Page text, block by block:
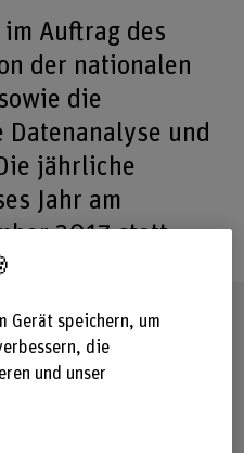
im Auftrag des
der nationalen
die
und
jährliche
Jahr am
2017 statt.
Gerät speichern, um
die
und unser